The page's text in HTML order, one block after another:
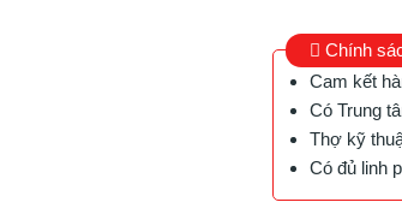
Chính
Cam kết
Có Trung
Thợ kỹ
Có đủ linh